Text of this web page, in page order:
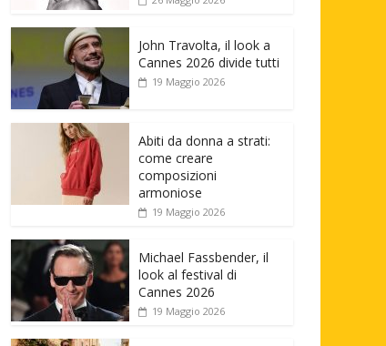
John Travolta, il look a
Cannes 2026 divide tutti
19 Maggio 2026
Abiti da donna a strati:
come creare
composizioni
armoniose
19 Maggio 2026
Michael Fassbender, il
look al festival di
Cannes 2026
19 Maggio 2026